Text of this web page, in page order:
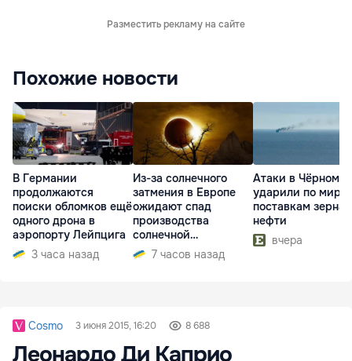
Разместить рекламу на сайте
Похожие новости
В Германии
продолжаются
поиски обломков ещё
одного дрона в
аэропорту Лейпцига
3 часа назад
Из-за солнечного
затмения в Европе
ожидают спад
производства
солнечной
электроэнергии
7 часов назад
Атаки в Чёрном
ударили по
поставкам зерна
нефти
вчера
Cosmo 3 июня 2015, 16:20 8 688
Леонардо Ди Каприо